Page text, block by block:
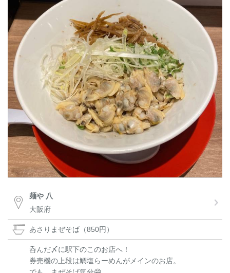
麺や 八
大阪府
あさりまぜそば（850円）
呑んだ〆に駅下のこのお店へ！
券売機の上段は鯛塩らーめんがメインのお店。